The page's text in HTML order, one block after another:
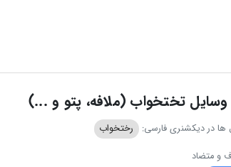
وسایل تختخواب (ملافه، پتو و ...)
ها در دیکشنری فارسی:
رختخواب
و متضاد